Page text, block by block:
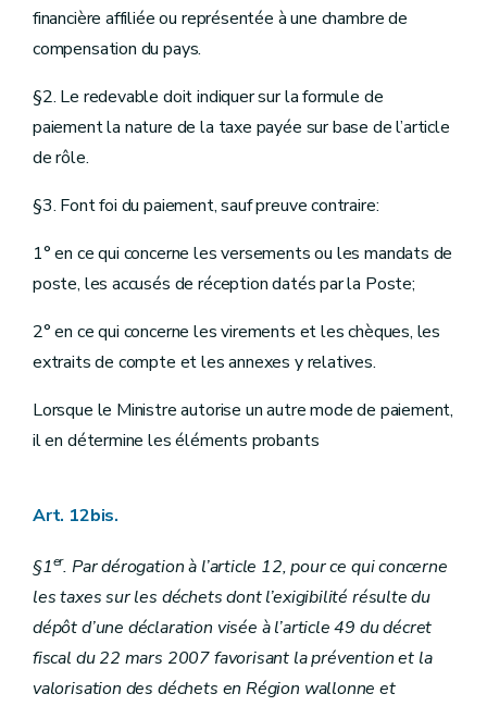
financière affiliée ou représentée à une chambre de
compensation du pays.
§2. Le redevable doit indiquer sur la formule de
paiement la nature de la taxe payée sur base de l’article
de rôle.
§3. Font foi du paiement, sauf preuve contraire:
1° en ce qui concerne les versements ou les mandats de
poste, les accusés de réception datés par la Poste;
2° en ce qui concerne les virements et les chèques, les
extraits de compte et les annexes y relatives.
Lorsque le Ministre autorise un autre mode de paiement,
il en détermine les éléments probants
Art. 12bis.
§1er. Par dérogation à l’article 12, pour ce qui concerne
les taxes sur les déchets dont l’exigibilité résulte du
dépôt d’une déclaration visée à l’article 49 du décret
fiscal du 22 mars 2007 favorisant la prévention et la
valorisation des déchets en Région wallonne et